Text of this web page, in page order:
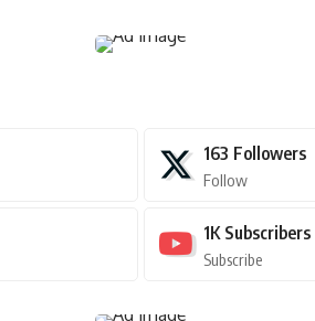
163 Followers
Follow
1K Subscribers
Subscribe